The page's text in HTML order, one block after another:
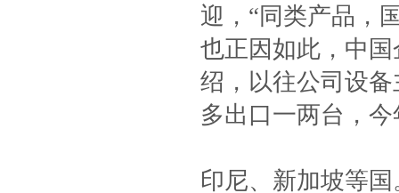
迎，“同类产品，
也正因如此，中
绍，以往公司设
多出口一两台，
印尼、新加坡等国